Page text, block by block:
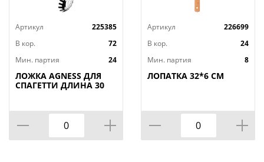
Артикул
225385
В кор.
72
Мин. партия
24
ЛОЖКА AGNESS ДЛЯ
СПАГЕТТИ ДЛИНА 30
Артикул
226699
В кор.
24
Мин. партия
8
ЛОПАТКА 32*6 СМ